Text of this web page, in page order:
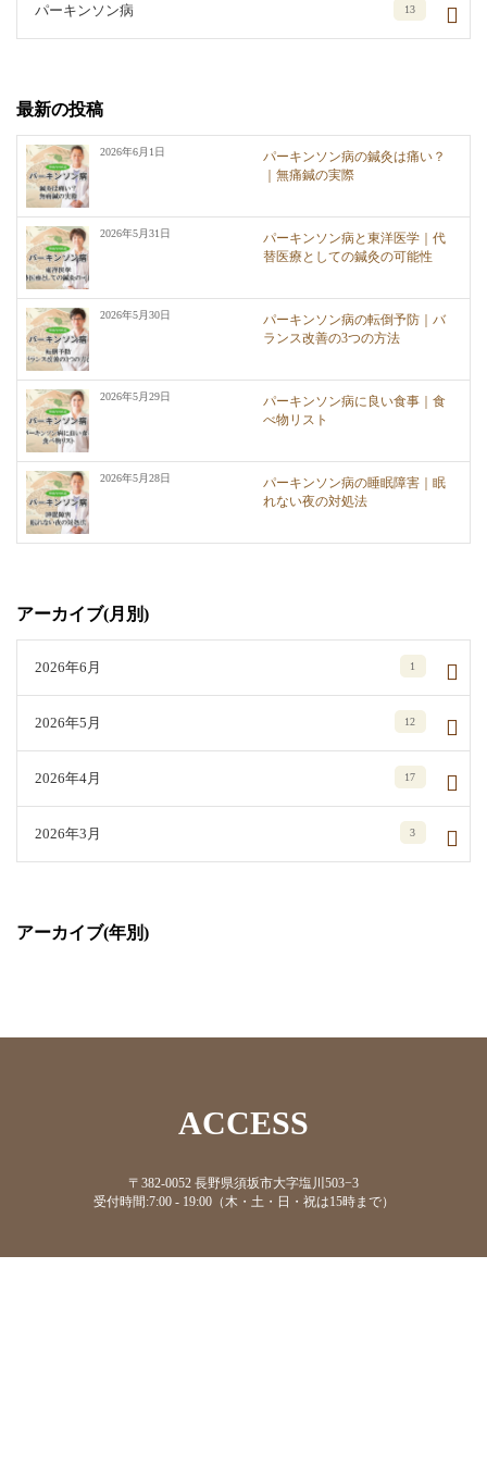
パーキンソン病 13
最新の投稿
2026年6月1日
パーキンソン病の鍼灸は痛い？
｜無痛鍼の実際
2026年5月31日
パーキンソン病と東洋医学｜代
替医療としての鍼灸の可能性
2026年5月30日
パーキンソン病の転倒予防｜バ
ランス改善の3つの方法
2026年5月29日
パーキンソン病に良い食事｜食
べ物リスト
2026年5月28日
パーキンソン病の睡眠障害｜眠
れない夜の対処法
アーカイブ(月別)
2026年6月 1
2026年5月 12
2026年4月 17
2026年3月 3
アーカイブ(年別)
ACCESS
〒382-0052 長野県須坂市大字塩川503−3
受付時間:7:00 - 19:00（木・土・日・祝は15時まで）